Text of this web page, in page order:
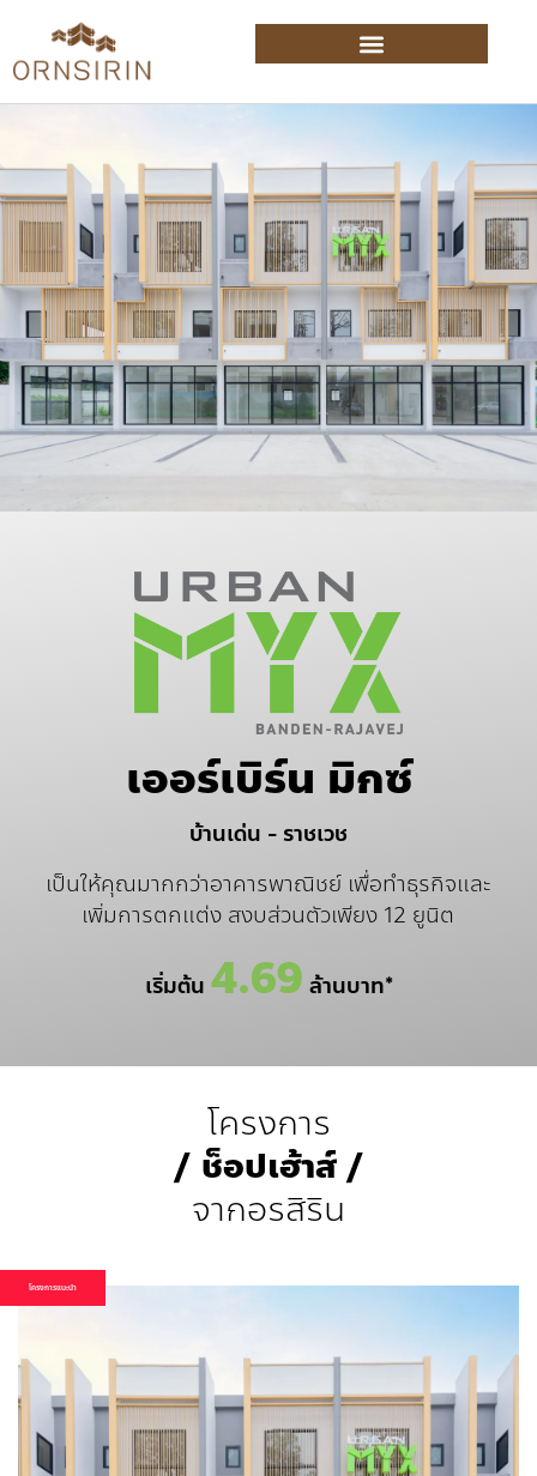
เออร์เบิร์น มิกซ์
บ้านเด่น - ราชเวช
เป็นให้คุณมากกว่าอาคารพาณิชย์ เพื่อทำธุรกิจและ
เพิ่มการตกแต่ง สงบส่วนตัวเพียง 12 ยูนิต
เริ่มต้น 4.69 ล้านบาท*
โครงการ
/ ช็อปเฮ้าส์ /
จากอรสิริน
โครงการแนะนำ